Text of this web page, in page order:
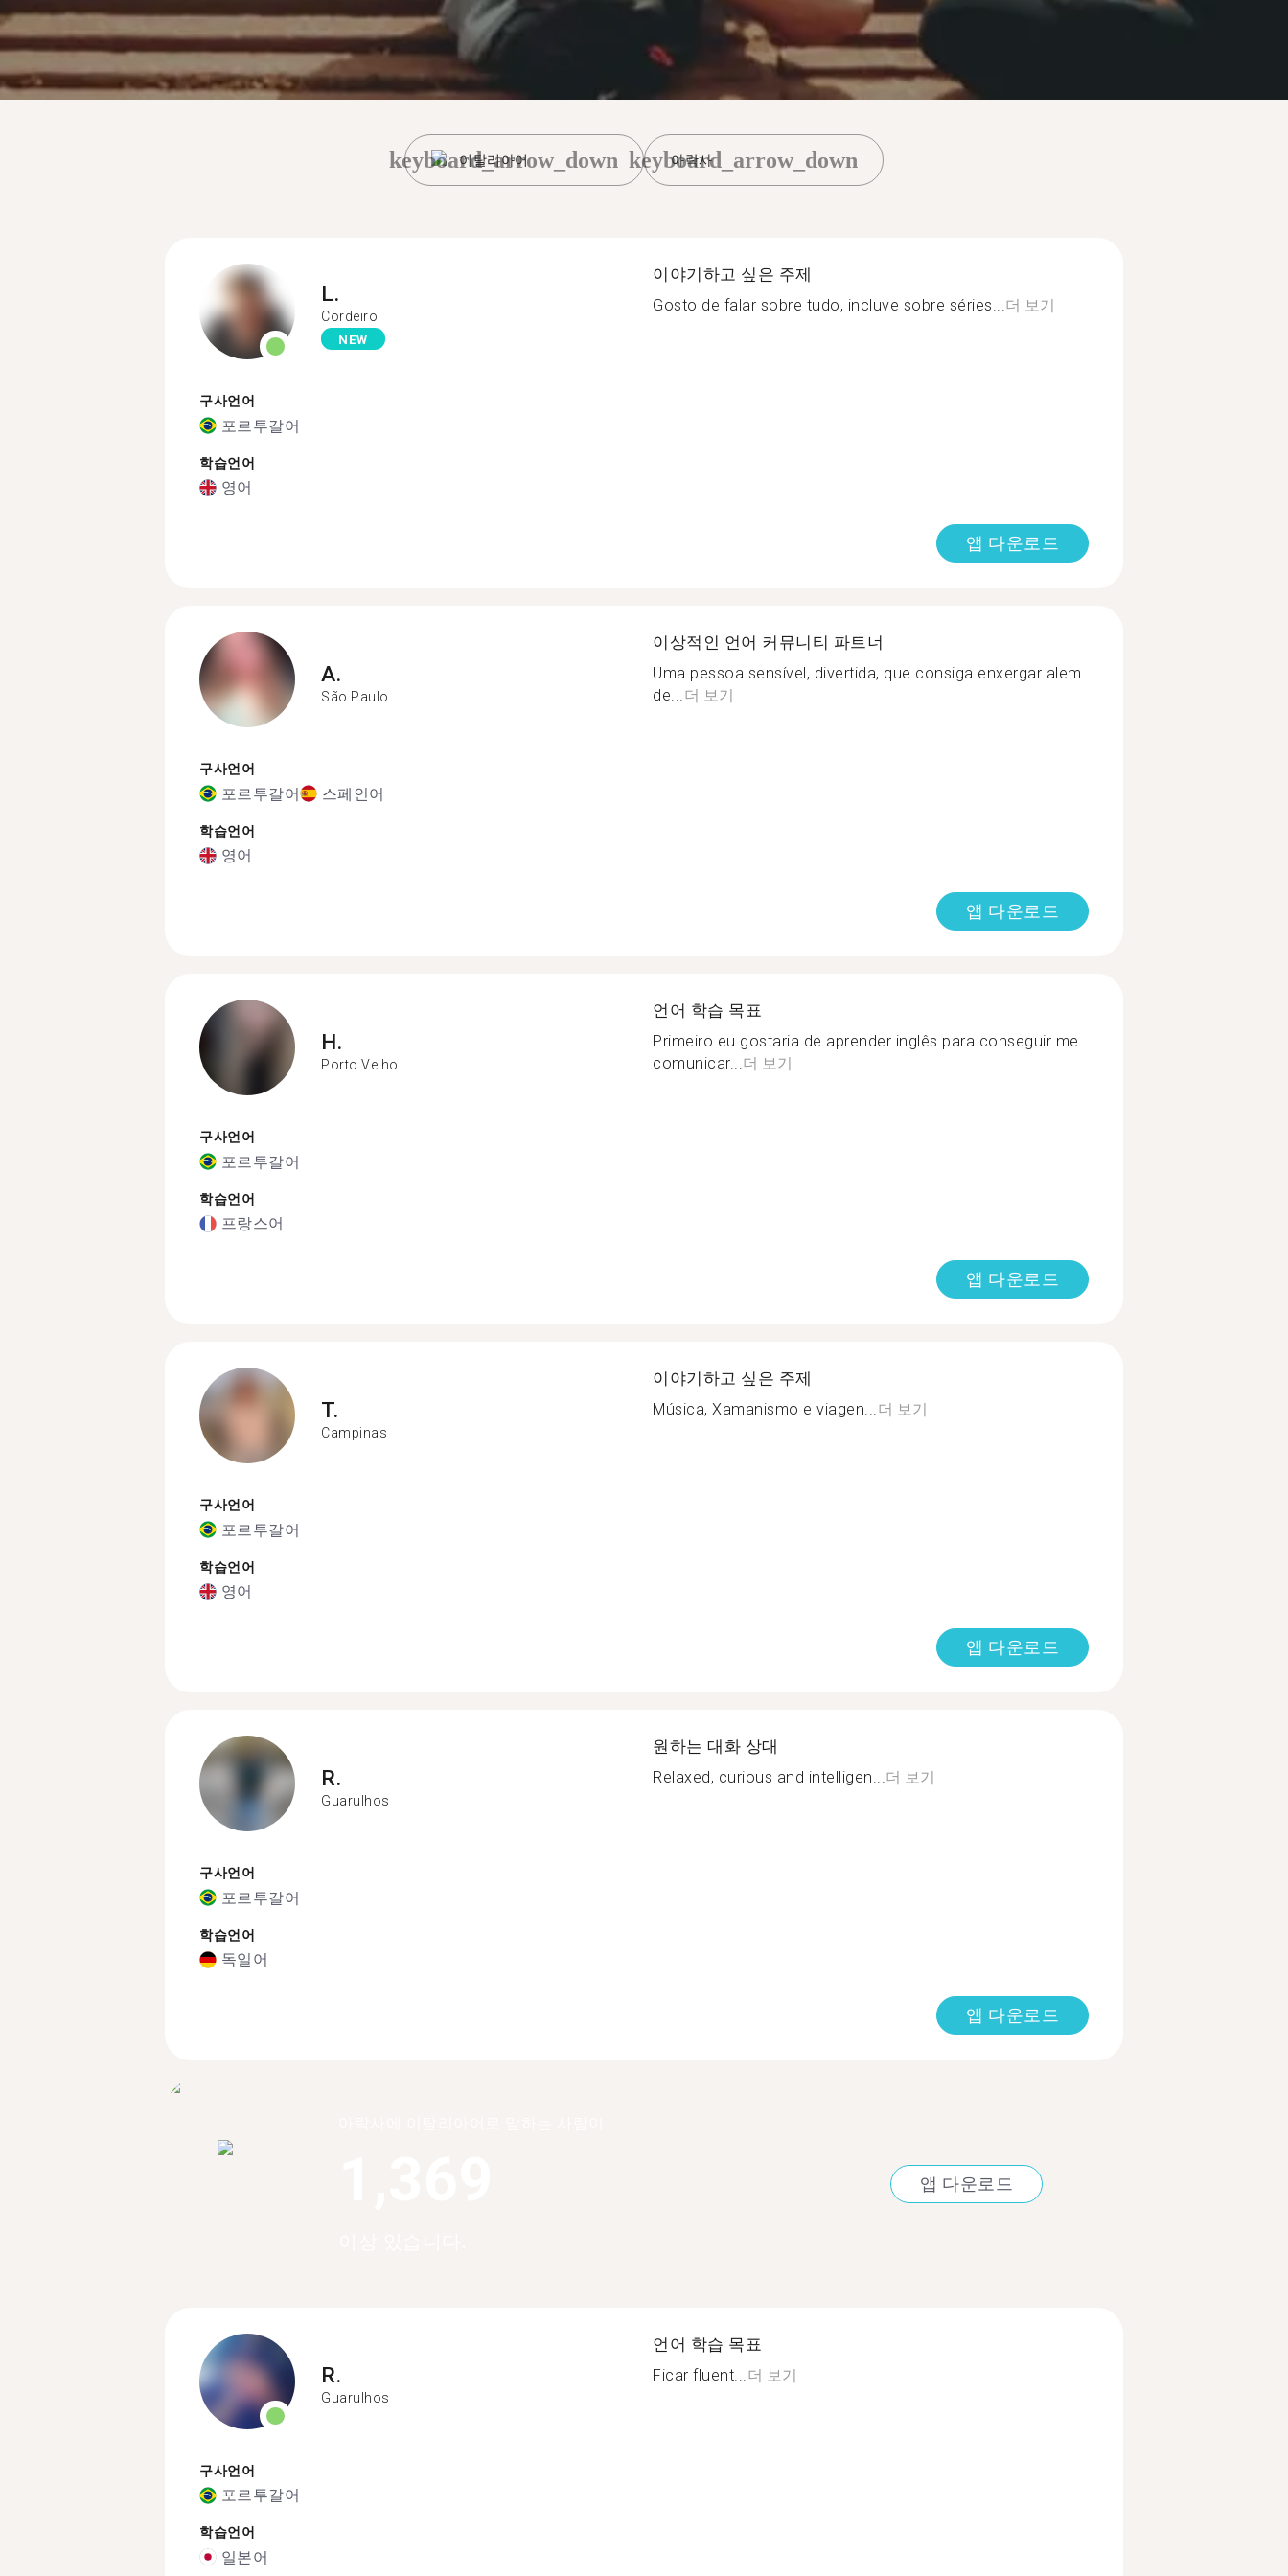
이탈리아어
keyboard_arrow_down 아락사
keyboard_arrow_down
L.
Cordeiro
NEW
구사언어
포르투갈어
학습언어
영어
이야기하고 싶은 주제
Gosto de falar sobre tudo, incluve sobre séries...더 보기
앱 다운로드
A.
São Paulo
구사언어
포르투갈어 스페인어
학습언어
영어
이상적인 언어 커뮤니티 파트너
Uma pessoa sensível, divertida, que consiga enxergar alem
de...더 보기
앱 다운로드
H.
Porto Velho
구사언어
포르투갈어
학습언어
프랑스어
언어 학습 목표
Primeiro eu gostaria de aprender inglês para conseguir me
comunicar...더 보기
앱 다운로드
T.
Campinas
구사언어
포르투갈어
학습언어
영어
이야기하고 싶은 주제
Música, Xamanismo e viagen...더 보기
앱 다운로드
R.
Guarulhos
구사언어
포르투갈어
학습언어
독일어
원하는 대화 상대
Relaxed, curious and intelligen...더 보기
앱 다운로드
앱 다운로드
R.
Guarulhos
구사언어
포르투갈어
학습언어
일본어
언어 학습 목표
Ficar fluent... 더 보기